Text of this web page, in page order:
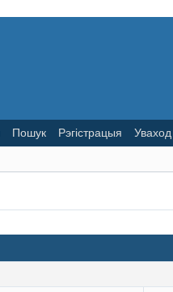
Пошук Рэгістрацыя Уваход